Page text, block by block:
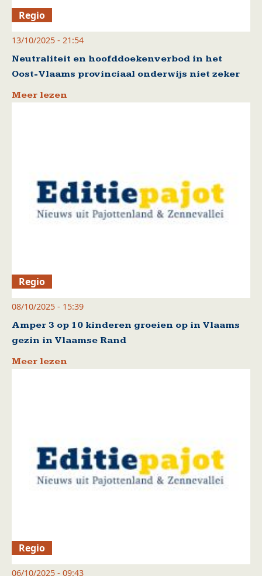
Regio
13/10/2025 - 21:54
Neutraliteit en hoofddoekenverbod in het
Oost-Vlaams provinciaal onderwijs niet zeker
Meer lezen
Regio
08/10/2025 - 15:39
Amper 3 op 10 kinderen groeien op in Vlaams
gezin in Vlaamse Rand
Meer lezen
Regio
06/10/2025 - 09:43